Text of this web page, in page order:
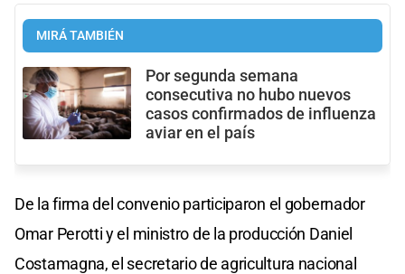
MIRÁ TAMBIÉN
Por segunda semana
consecutiva no hubo nuevos
casos confirmados de influenza
aviar en el país
De la firma del convenio participaron el gobernador
Omar Perotti y el ministro de la producción Daniel
Costamagna, el secretario de agricultura nacional